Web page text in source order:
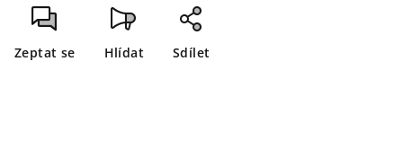
Zeptat se Hlídat Sdílet